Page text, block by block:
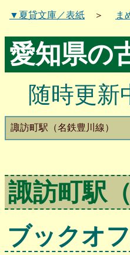
▼夏貸文庫／表紙 ＞ ま
愛知県の
随時更新
諏訪町駅（名鉄豊川線）
諏訪町駅
ブックオ